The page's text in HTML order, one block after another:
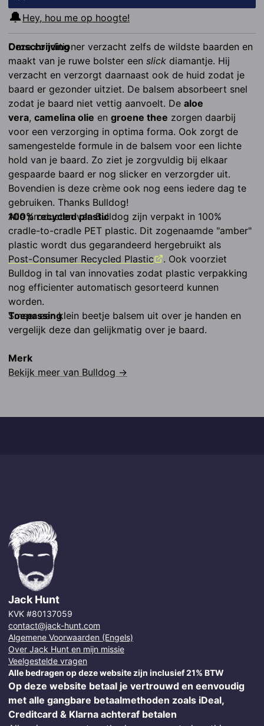
🔔 Hey, hou me op hoogte!
Omschrijving
Deze conditioner verzacht zelfs de wildste baarden en
maakt van je ruwe bolster een slick diamantje. Hij
verzacht en verzorgt daarnaast ook de huid zodat je
baard er gezonder uitziet. De balsem absorbeert snel
zodat je baard niet vettig aanvoelt. De aloe
vera, camelina olie en groene thee zorgen daarbij
voor een verzorging in optima forma. Ook zorgt de
samengestelde formule in de balsem voor een lichte
hold van je baard. Zo ziet je zorgvuldig bij elkaar
gespaarde baard er nog slicker en verzorgder uit.
Bovendien is deze crème ook nog eens iedere dag te
gebruiken. Thanks Bulldog!
100% recycled plastic
Alle producten van Bulldog zijn verpakt in 100%
cradle-to-cradle PET plastic. Dit zogenaamde "amber"
plastic wordt dus gegarandeerd hergebruikt als
Post-Consumer Recycled Plastic
. Ook voorziet
Bulldog in tal van innovaties zodat plastic verpakking
nog efficienter automatisch gesorteerd kunnen
worden.
Toepassing
Smeer een klein beetje balsem uit over je handen en
vergelijk deze dan gelijkmatig over je baard.
Merk
Bekijk meer van Bulldog →
Jack Hunt
KVK #80137059
contact@jack-hunt.com
Algemene Voorwaarden (Engels)
Over Jack Hunt en mijn missie
Veelgestelde vragen
Alle bedragen op deze website zijn inclusief 21% BTW
Op deze website betaal je vertrouwd en eenvoudig
met alle gangbare betaalmethoden zoals iDeal,
Creditcard & Klarna achteraf betalen